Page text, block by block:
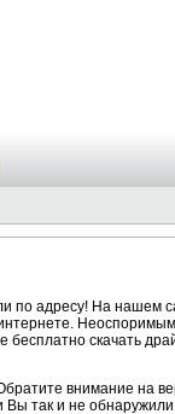
по адресу! На нашем
скачать
внимание на
так и не